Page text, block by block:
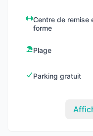
Centre de remise
forme
Plage
Parking gratuit